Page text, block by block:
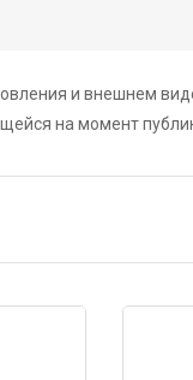
и внешнем
на момент